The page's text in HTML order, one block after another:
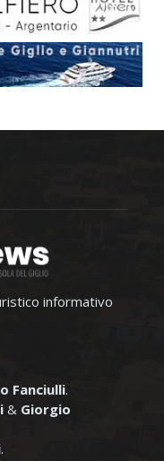
informativo
Fanciulli.
& Giorgio
.